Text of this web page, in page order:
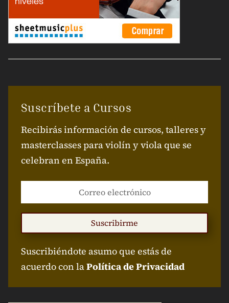
Suscríbete a Cursos
Recibirás información de cursos, talleres y
masterclasses para violín y viola que se
celebran en España.
Suscribirme
Suscribiéndote asumo que estás de
acuerdo con laPolítica de Privacidad